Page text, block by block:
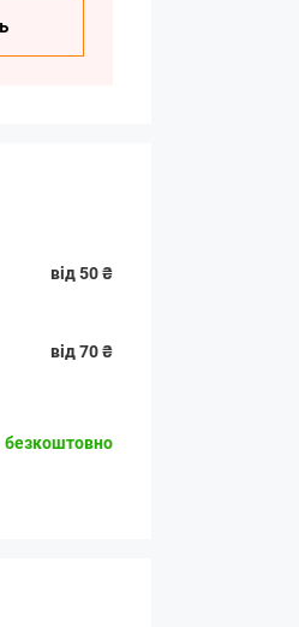
від 50 ₴
від 70 ₴
безкоштовно